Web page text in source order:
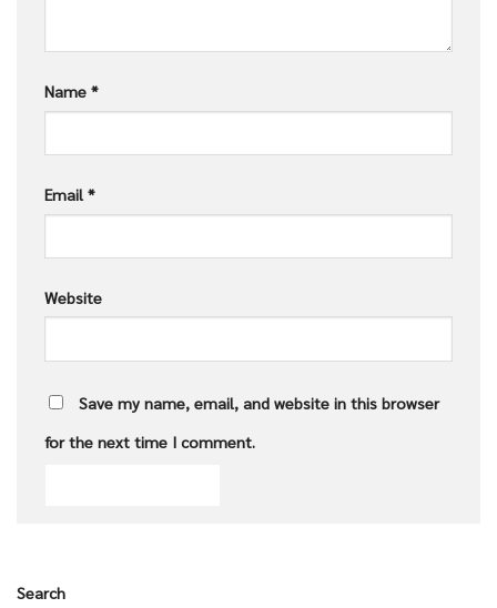
Name *
Email *
Website
Save my name, email, and website in this browser
for the next time I comment.
Search